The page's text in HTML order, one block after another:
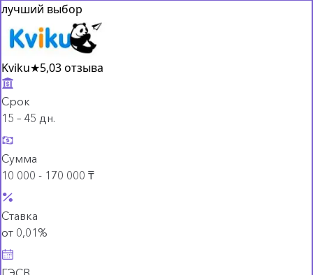
лучший выбор
Kviku★5,03 отзыва
Срок
15 – 45 дн.
Сумма
10 000 - 170 000 ₸
Ставка
от 0,01%